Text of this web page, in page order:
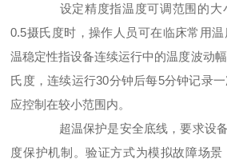
设定精度指温度可调范围的大
0.5摄氏度时，操作人员可在临床常用
温稳定性指设备连续运行中的温度波动
氏度，连续运行30分钟后每5分钟记录
应控制在较小范围内。
超温保护是安全底线，要求设备
度保护机制。验证方式为模拟故障场